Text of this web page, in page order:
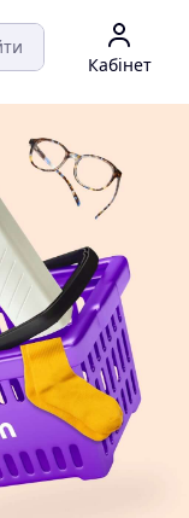
Кабінет